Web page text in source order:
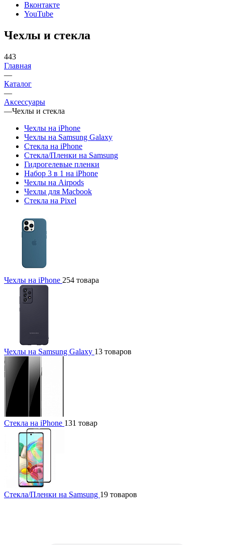
Вконтакте
YouTube
Чехлы и стекла
443
Главная
—
Каталог
—
Аксессуары
—Чехлы и стекла
Чехлы на iPhone
Чехлы на Samsung Galaxy
Стекла на iPhone
Стекла/Пленки на Samsung
Гидрогелевые пленки
Набор 3 в 1 на iPhone
Чехлы на Airpods
Чехлы для Macbook
Стекла на Pixel
Чехлы на iPhone 254 товара
Чехлы на Samsung Galaxy 13 товаров
Стекла на iPhone 131 товар
Стекла/Пленки на Samsung 19 товаров